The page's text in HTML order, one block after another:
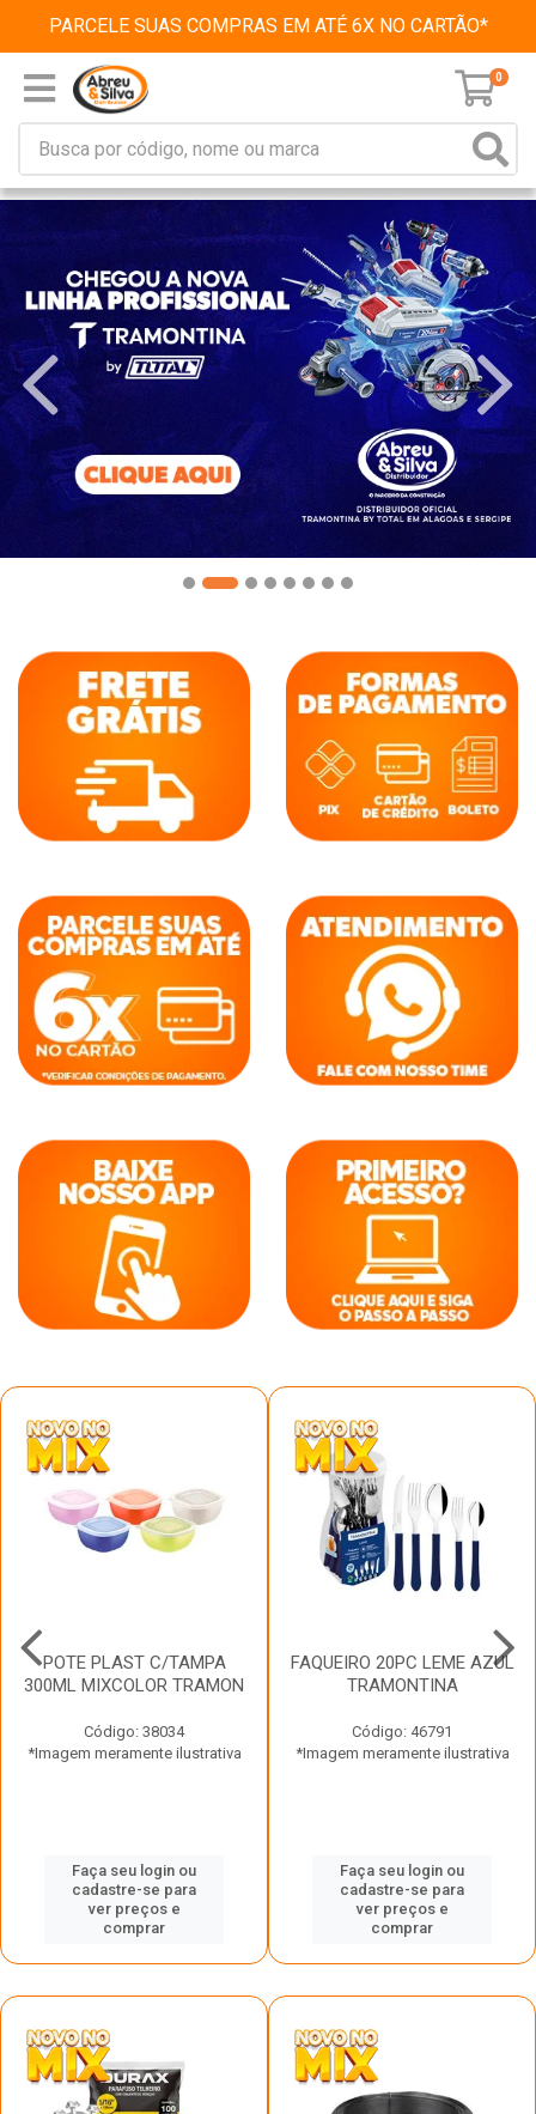
PARCELE SUAS COMPRAS EM ATÉ 6X NO CARTÃO*
0
POTE PLAST C/TAMPA
300ML MIXCOLOR TRAMON
Código: 38034
*Imagem meramente ilustrativa
Faça seu login ou
cadastre-se para
ver preços e
comprar
FAQUEIRO 20PC LEME AZUL
TRAMONTINA
Código: 46791
*Imagem meramente ilustrativa
Faça seu login ou
cadastre-se para
ver preços e
comprar